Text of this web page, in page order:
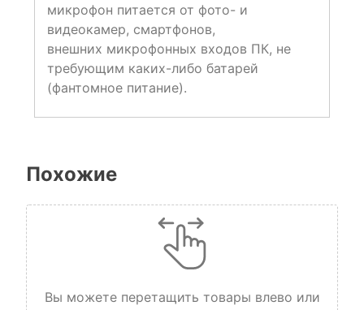
микрофон питается от фото- и
видеокамер, смартфонов,
внешних микрофонных входов ПК, не
требующим каких-либо батарей
(фантомное питание).
Похожие
Вы можете перетащить товары влево или